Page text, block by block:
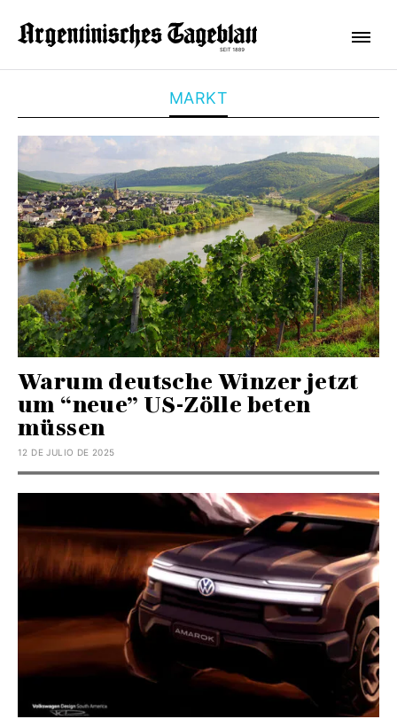
MARKT
Warum deutsche Winzer jetzt
um “neue” US-Zölle beten
müssen
12 DE JULIO DE 2025